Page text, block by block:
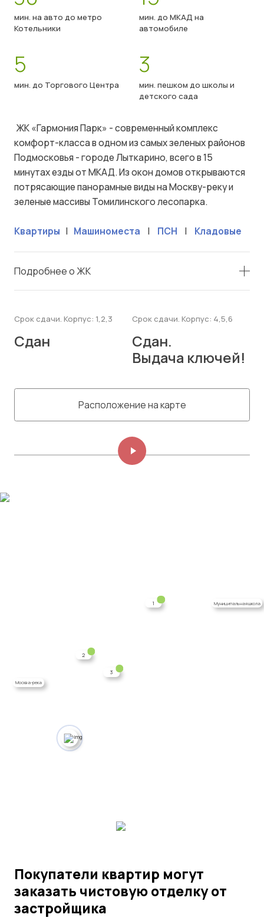
мин. на авто до метро
Котельники
мин. до МКАД на
автомобиле
5
мин. до Торгового Центра
3
мин. пешком до школы и
детского сада
ЖК «Гармония Парк» - современный комплекс
комфорт-класса в одном из самых зеленых районов
Подмосковья - городе Лыткарино, всего в 15
минутах езды от МКАД. Из окон домов открываются
потрясающие панорамные виды на Москву-реку и
зеленые массивы Томилинского лесопарка.
Квартиры | Машиноместа | ПСН | Кладовые
Подробнее о ЖК
Срок сдачи. Корпус: 1,2,3
Сдан
Срок сдачи. Корпус: 4,5,6
Сдан.
Выдача ключей!
Расположение на карте
Москва-река
Муниципальная школа
2
1
3
Покупатели квартир могут
заказать чистовую отделку от
застройщика